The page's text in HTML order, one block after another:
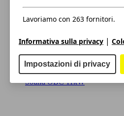
MX-30 35,5kWh Makoto
Sound OBC 11kW
Lavoriamo con 263 fornitori.
Informativa sulla privacy |
Impostazioni di privacy